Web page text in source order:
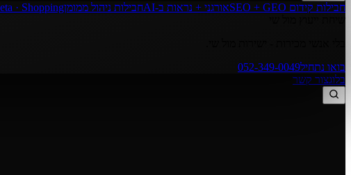
חבילות קידום SEO + GEO אורגני + נראות ב-AI חבילות ניהול ממומן· Shopping
בואו נתחיל052-349-0049
בלוגצור קשר